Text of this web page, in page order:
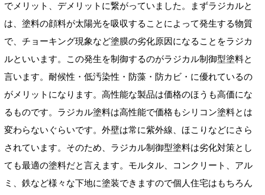
でメリット、デメリットに繋がっていました。まずラジカルと
は、塗料の顔料が太陽光を吸収することによって発生する物質
で、チョーキング現象など塗膜の劣化原因になることをラジカ
ルといいます。この発生を制御するのがラジカル制御型塗料と
言います。耐候性・低汚染性・防藻・防カビ・に優れているの
がメリットになります。高性能な製品は価格のほうも高価にな
るものです。ラジカル塗料は高性能で価格もシリコン塗料とは
変わらないぐらいです。外壁は常に紫外線、ほこりなどにさら
されています。そのため、ラジカル制御型塗料は劣化対策とし
ても最適の塗料だと言えます。モルタル、コンクリート、アル
ミ、鉄など様々な下地に塗装できますので個人住宅はもちろん